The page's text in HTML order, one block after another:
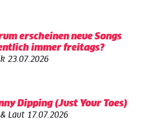
erscheinen neue Songs
immer freitags?
23.07.2026
Dipping (Just Your Toes)
Laut 17.07.2026